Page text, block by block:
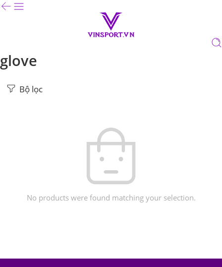
glove
Bộ lọc
No products were found matching your selection.